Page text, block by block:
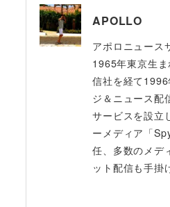
APOLLO
アポロニュース
1965年東京生
信社を経て
ジ＆ニュース配
サービスを設立
ーメディア「
任、多数のメデ
ット配信も手掛